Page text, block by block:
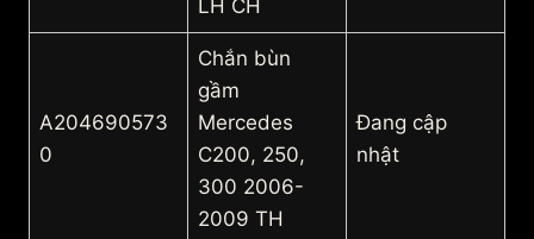
LH CH
A204690573
0
Chắn bùn
gầm
Mercedes
C200, 250,
300 2006-
2009 TH
Đang cập
nhật